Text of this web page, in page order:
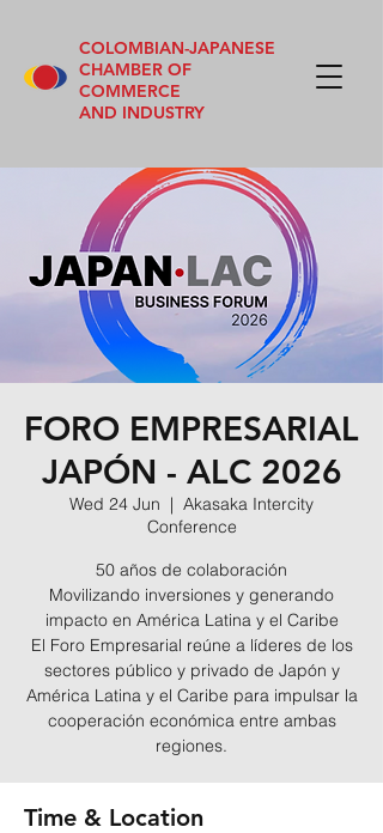
COLOMBIAN-JAPANESE
CHAMBER OF
COMMERCE
AND INDUSTRY
FORO EMPRESARIAL
JAPÓN - ALC 2026
Wed 24 Jun
  |
Akasaka Intercity
Conference
50 años de colaboración
Movilizando inversiones y generando
impacto en América Latina y el Caribe
El Foro Empresarial reúne a líderes de los
sectores público y privado de Japón y
América Latina y el Caribe para impulsar la
cooperación económica entre ambas
regiones.
Time & Location